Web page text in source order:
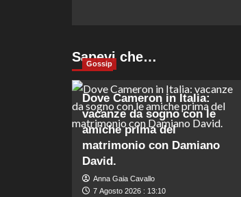
Sapevi che…
Gossip
Dove Cameron in Italia:
vacanze da sogno con le
amiche prima del
matrimonio con Damiano
David.
Anna Gaia Cavallo
7 Agosto 2026 : 13:10